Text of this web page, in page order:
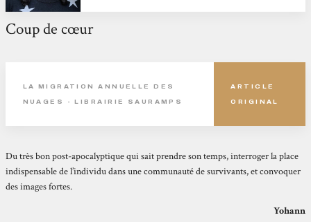
Coup de cœur
LA MIGRATION ANNUELLE DES
NUAGES - LIBRAIRIE SAURAMPS
ARTICLE
ORIGINAL
Du très bon post-apocalyptique qui sait prendre son temps, interroger la place
indispensable de l’individu dans une communauté de survivants, et convoquer
des images fortes.
Yohann